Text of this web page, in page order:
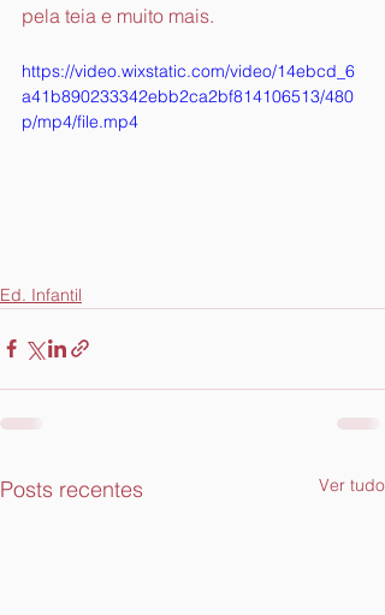
pela teia e muito mais.
https://video.wixstatic.com/video/14ebcd_6
a41b890233342ebb2ca2bf814106513/480
p/mp4/file.mp4
Ed. Infantil
Posts recentes Ver tudo